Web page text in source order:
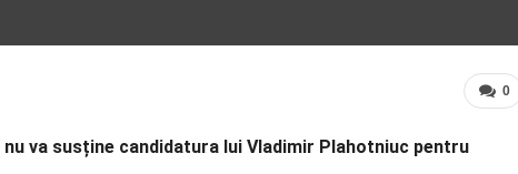
0
va susține candidatura lui Vladimir Plahotniuc pentru